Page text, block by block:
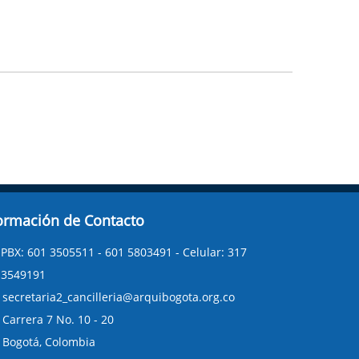
de Contacto
PBX: 601 3505511 - 601 5803491 - Celular: 317
3549191
secretaria2_cancilleria@arquibogota.org.co
Carrera 7 No. 10 - 20
Bogotá, Colombia